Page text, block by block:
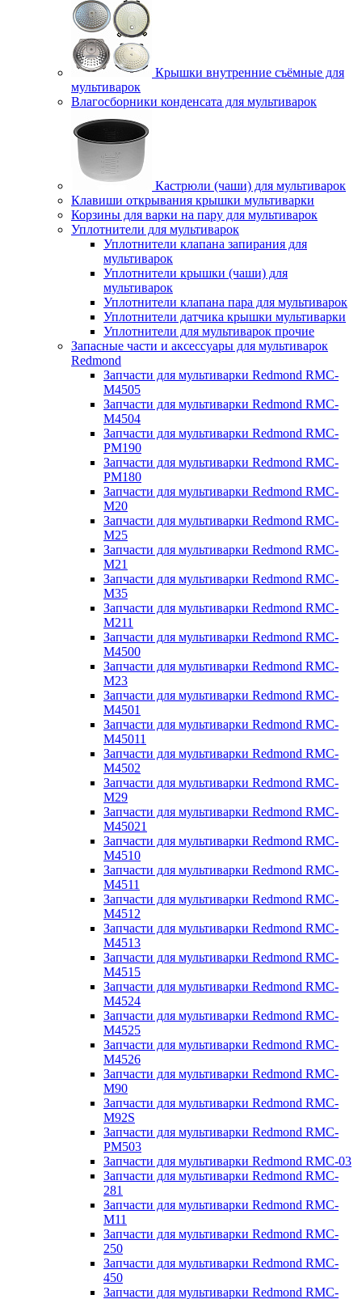
Крышки внутренние съёмные для
мультиварок
Влагосборники конденсата для мультиварок
Кастрюли (чаши) для мультиварок
Клавиши открывания крышки мультиварки
Корзины для варки на пару для мультиварок
Уплотнители для мультиварок
Уплотнители клапана запирания для
мультиварок
Уплотнители крышки (чаши) для
мультиварок
Уплотнители клапана пара для мультиварок
Уплотнители датчика крышки мультиварки
Уплотнители для мультиварок прочие
Запасные части и аксессуары для мультиварок
Redmond
Запчасти для мультиварки Redmond RMC-
M4505
Запчасти для мультиварки Redmond RMC-
M4504
Запчасти для мультиварки Redmond RMC-
PM190
Запчасти для мультиварки Redmond RMC-
PM180
Запчасти для мультиварки Redmond RMC-
M20
Запчасти для мультиварки Redmond RMC-
M25
Запчасти для мультиварки Redmond RMC-
M21
Запчасти для мультиварки Redmond RMC-
M35
Запчасти для мультиварки Redmond RMC-
M211
Запчасти для мультиварки Redmond RMC-
M4500
Запчасти для мультиварки Redmond RMC-
M23
Запчасти для мультиварки Redmond RMC-
M4501
Запчасти для мультиварки Redmond RMC-
M45011
Запчасти для мультиварки Redmond RMC-
M4502
Запчасти для мультиварки Redmond RMC-
M29
Запчасти для мультиварки Redmond RMC-
M45021
Запчасти для мультиварки Redmond RMC-
M4510
Запчасти для мультиварки Redmond RMC-
M4511
Запчасти для мультиварки Redmond RMC-
M4512
Запчасти для мультиварки Redmond RMC-
M4513
Запчасти для мультиварки Redmond RMC-
M4515
Запчасти для мультиварки Redmond RMC-
M4524
Запчасти для мультиварки Redmond RMC-
M4525
Запчасти для мультиварки Redmond RMC-
M4526
Запчасти для мультиварки Redmond RMC-
M90
Запчасти для мультиварки Redmond RMC-
M92S
Запчасти для мультиварки Redmond RMC-
PM503
Запчасти для мультиварки Redmond RMC-03
Запчасти для мультиварки Redmond RMC-
281
Запчасти для мультиварки Redmond RMC-
M11
Запчасти для мультиварки Redmond RMC-
250
Запчасти для мультиварки Redmond RMC-
450
Запчасти для мультиварки Redmond RMC-